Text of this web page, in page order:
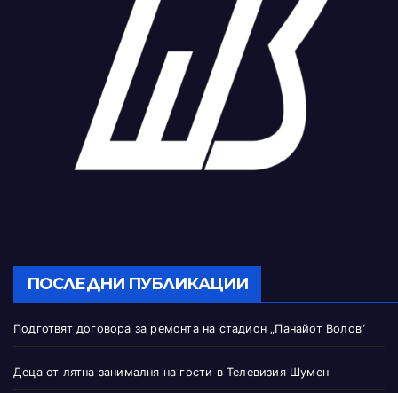
ПОСЛЕДНИ ПУБЛИКАЦИИ
Подготвят договора за ремонта на стадион „Панайот Волов“
Деца от лятна занималня на гости в Телевизия Шумен